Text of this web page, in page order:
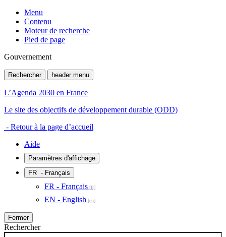
Menu
Contenu
Moteur de recherche
Pied de page
Gouvernement
Rechercher header menu
L’Agenda 2030 en France
Le site des objectifs de développement durable (ODD)
- Retour à la page d’accueil
Aide
Paramètres d'affichage
FR - Français
FR - Français
EN - English
Fermer
Rechercher